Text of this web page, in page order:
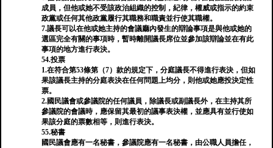
成員，但他或她不受該政治組織的控制，紀律，權威或指示的約束
政黨或任何其他政黨履行其職務和職責並行使其職權。
7.議長可以在他或她主持的會議廳內發生的辯論事項是與他或她的
選區完全有關的事項時，暫時離開議長席位並參加該辯論並在有此
事項的地方進行表決。
54.投票
1.在符合第53條第（7）款的規定下，分庭議長不得進行表決，但如
果該議長主持的分庭表決在任何問題上均分，則他或她應投決定性
票。
2.國民議會或參議院的任何議員，除議長或副議長外，在主持其所
參議院的會議時，應保留其最初的議事表決權，並應具有並行使如
果該分庭的票數相等，則進行表決。
55.秘書
國民議會應有一名秘書，參議院應有一名秘書，由公職人員擔任，